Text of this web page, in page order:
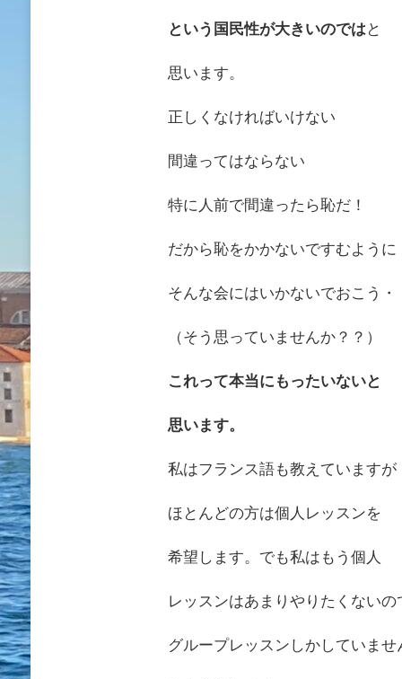
という国民性が大きいのではと
思います。
正しくなければいけない
間違ってはならない
特に人前で間違ったら恥だ！
だから恥をかかないですむように
そんな会にはいかないでおこう・
（そう思っていませんか？？）
これって本当にもったいないと
思います。
私はフランス語も教えていますが
ほとんどの方は個人レッスンを
希望します。でも私はもう個人
レッスンはあまりやりたくないの
グループレッスンしかしていませ